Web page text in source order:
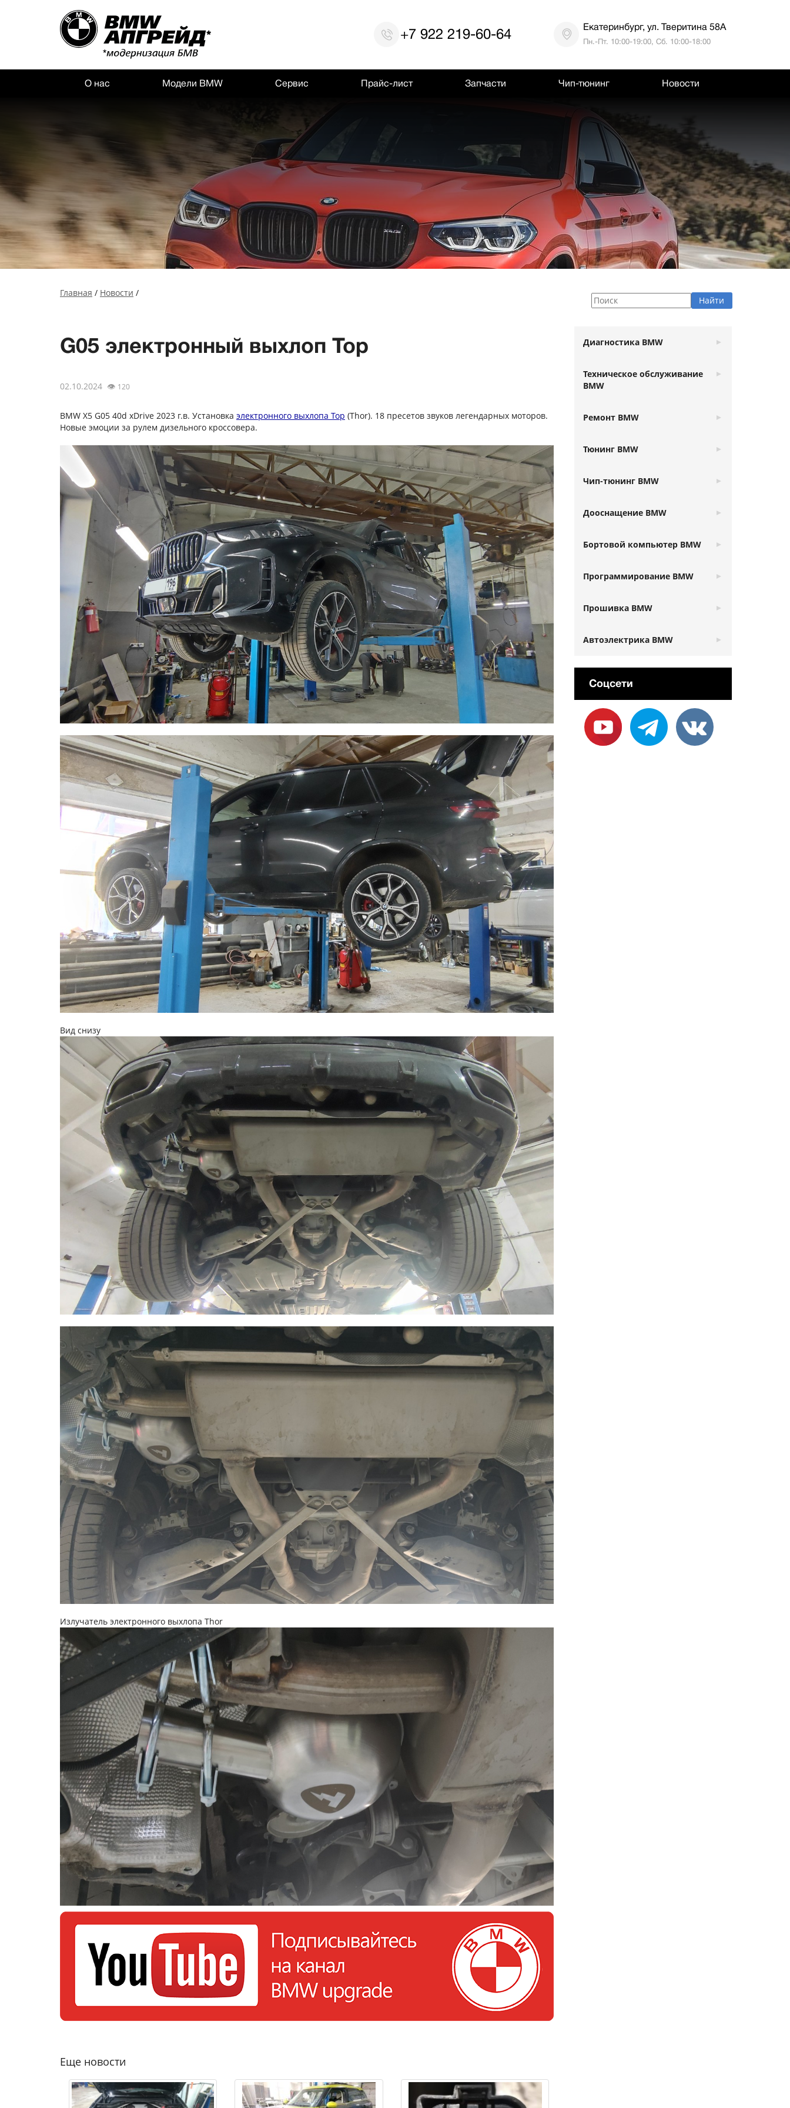
+7 922 219-60-64 Екатеринбург, ул. Тверитина 58А
Пн.-Пт. 10:00-19:00, Сб. 10:00-18:00
О нас Модели BMW Сервис Прайс-лист Запчасти Чип-тюнинг Новости
Главная / Новости /
G05 электронный выхлоп Тор
02.10.2024 👁 120
BMW X5 G05 40d xDrive 2023 г.в. Установка электронного выхлопа Тор (Thor). 18 пресетов звуков легендарных моторов.
Новые эмоции за рулем дизельного кроссовера.
Вид снизу
Излучатель электронного выхлопа Thor
Еще новости
Диагностика BMW
Техническое обслуживание
BMW
Ремонт BMW
Тюнинг BMW
Чип-тюнинг BMW
Дооснащение BMW
Бортовой компьютер BMW
Программирование BMW
Прошивка BMW
Автоэлектрика BMW
Соцсети